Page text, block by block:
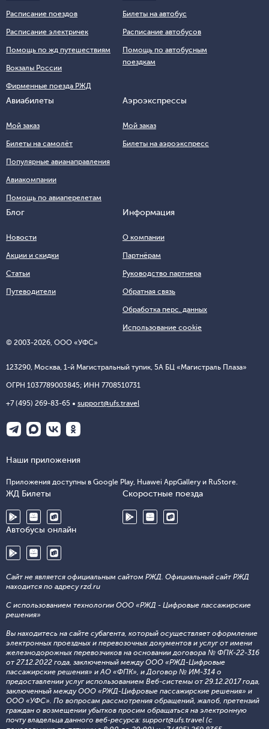
© 2003-2026, ООО «УФС»
123290, Москва, 1-й Магистральный тупик, 5А БЦ «Магистраль Плаза»
ОГРН 1037789003845; ИНН 7708510731
+7 (495) 269-83-65 support@ufs.travel
Расписание поездов
Расписание электричек
Помощь по жд путешествиям
Вокзалы России
Фирменные поезда РЖД
Билеты на автобус
Расписание автобусов
Помощь по автобусным
поездкам
Авиабилеты
Мой заказ
Билеты на самолёт
Популярные авианаправления
Авиакомпании
Помощь по авиаперелетам
Аэроэкспрессы
Мой заказ
Билеты на аэроэкспресс
Блог
Новости
Акции и скидки
Статьи
Путеводители
Информация
О компании
Партнёрам
Руководство партнера
Обратная связь
Обработка перс. данных
Использование cookie
Наши приложения
Приложения доступны в Google Play, Huawei AppGallery и RuStore.
ЖД Билеты Скоростные поезда
Автобусы онлайн
Сайт не является официальным сайтом РЖД. Официальный сайт РЖД
находится по адресу rzd.ru
С использованием технологии ООО «РЖД - Цифровые пассажирские
решения»
Вы находитесь на сайте субагента, который осуществляет оформление
электронных проездных и перевозочных документов и услуг от имени
железнодорожных перевозчиков на основании договора № ФПК-22-316
от 27.12.2022 года, заключенный между ООО «РЖД-Цифровые
пассажирские решения» и АО «ФПК», и Договор № ИМ-314 о
предоставлении услуг использованием Веб-системы от 29.12.2017 года,
заключенный между ООО «РЖД-Цифровые пассажирские решения» и
ООО «УФС». По вопросам рассмотрения обращений, жалоб, претензий
граждан о возмещении убытков просим обращаться на электронную
почту владельца данного веб-ресурса: support@ufs.travel (с